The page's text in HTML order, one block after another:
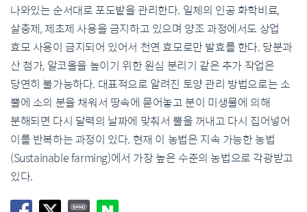
나와있는 순서대로 포도밭을 관리한다. 일체의 인공 화학비료,
살충제 , 제초제 사용을 금지하고 있으며 양조 과정에서도 상업
효모 사용이 금지되어 있어서 천연 효모로만 발효를 한다. 당분과
산 첨가, 알코올을 높이기 위한 원심 분리기 같은 추가 작업은
당연히 불가능하다. 대표적으로 알려진 토양 관리 방법으로는 소
뿔에 소의 분을 채워서 땅속에 묻어놓고 분이 미생물에 의해
분해되면 다시 달력의 날짜에 맞춰서 뿔을 꺼내고 다시 집어넣어
이를 반복하는 과정이 있다. 현재 이 농법은 지속 가능한 농법
(Sustainable farming)에서 가장 높은 수준의 농법으로 각광받고
있다.